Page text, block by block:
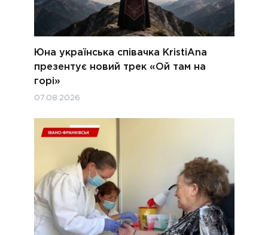
Юна українська співачка KristiAna
презентує новий трек «Ой там на
горі»
07.08.2026